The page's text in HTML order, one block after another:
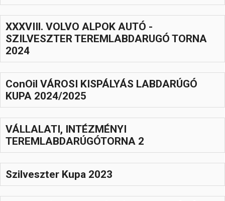
XXXVIIl. VOLVO ALPOK AUTÓ -
SZILVESZTER TEREMLABDARUGÓ TORNA
2024
ConOil VÁROSI KISPÁLYÁS LABDARÚGÓ
KUPA 2024/2025
VÁLLALATI, INTÉZMÉNYI
TEREMLABDARÚGÓTORNA 2
Szilveszter Kupa 2023